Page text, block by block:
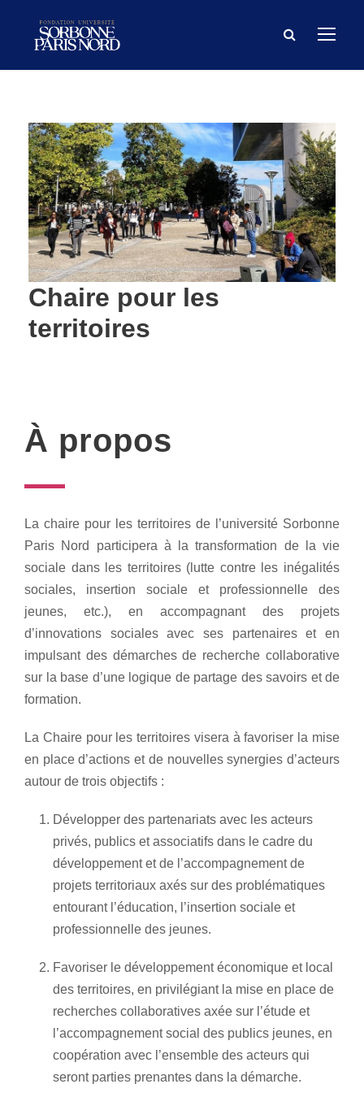
Chaire pour les
territoires
À propos
La chaire pour les territoires de l’université Sorbonne
Paris Nord participera à la transformation de la vie
sociale dans les territoires (lutte contre les inégalités
sociales, insertion sociale et professionnelle des
jeunes, etc.), en accompagnant des projets
d’innovations sociales avec ses partenaires et en
impulsant des démarches de recherche collaborative
sur la base d’une logique de partage des savoirs et de
formation.
La Chaire pour les territoires visera à favoriser la mise
en place d’actions et de nouvelles synergies d’acteurs
autour de trois objectifs :
Développer des partenariats avec les acteurs
privés, publics et associatifs dans le cadre du
développement et de l’accompagnement de
projets territoriaux axés sur des problématiques
entourant l’éducation, l’insertion sociale et
professionnelle des jeunes.
Favoriser le développement économique et local
des territoires, en privilégiant la mise en place de
recherches collaboratives axée sur l’étude et
l’accompagnement social des publics jeunes, en
coopération avec l’ensemble des acteurs qui
seront parties prenantes dans la démarche.